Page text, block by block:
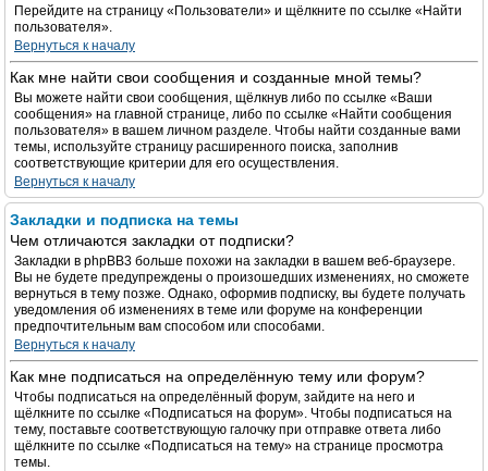
Перейдите на страницу «Пользователи» и щёлкните по ссылке «Найти
пользователя».
Вернуться к началу
Как мне найти свои сообщения и созданные мной темы?
Вы можете найти свои сообщения, щёлкнув либо по ссылке «Ваши
сообщения» на главной странице, либо по ссылке «Найти сообщения
пользователя» в вашем личном разделе. Чтобы найти созданные вами
темы, используйте страницу расширенного поиска, заполнив
соответствующие критерии для его осуществления.
Вернуться к началу
Закладки и подписка на темы
Чем отличаются закладки от подписки?
Закладки в phpBB3 больше похожи на закладки в вашем веб-браузере.
Вы не будете предупреждены о произошедших изменениях, но сможете
вернуться в тему позже. Однако, оформив подписку, вы будете получать
уведомления об изменениях в теме или форуме на конференции
предпочтительным вам способом или способами.
Вернуться к началу
Как мне подписаться на определённую тему или форум?
Чтобы подписаться на определённый форум, зайдите на него и
щёлкните по ссылке «Подписаться на форум». Чтобы подписаться на
тему, поставьте соответствующую галочку при отправке ответа либо
щёлкните по ссылке «Подписаться на тему» на странице просмотра
темы.